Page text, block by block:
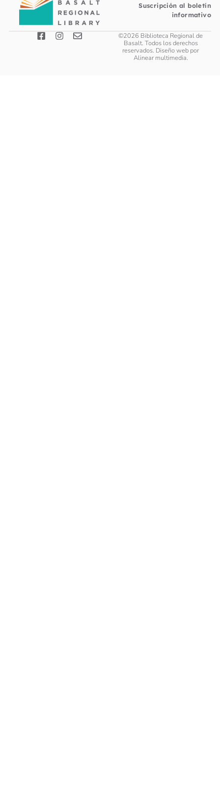
Suscripción al boletín
informativo
©2026 Biblioteca Regional de
Basalt. Todos los derechos
reservados. Diseño web por
Alinear multimedia.